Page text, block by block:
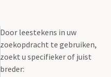
Door leestekens in uw
zoekopdracht te gebruiken,
zoekt u specifieker of juist
breder: